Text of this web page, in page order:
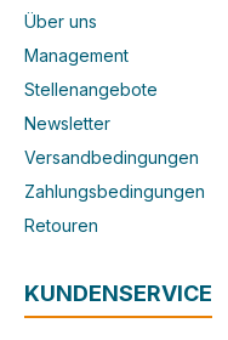
Über uns
Management
Stellenangebote
Newsletter
Versandbedingungen
Zahlungsbedingungen
Retouren
KUNDENSERVICE